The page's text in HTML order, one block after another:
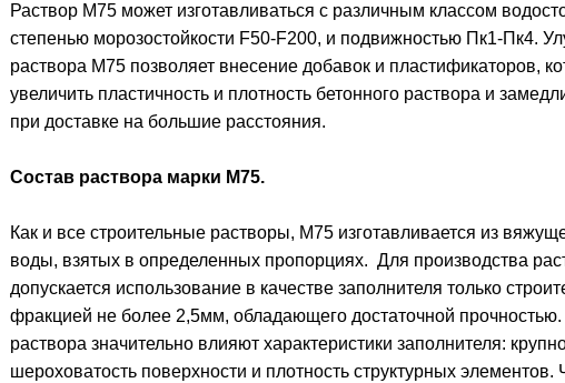
Раствор М75 может изготавливаться с различным классом
степенью морозостойкости F50-F200, и подвижностью Пк1-Пк4.
раствора М75 позволяет внесение добавок и пластификаторов,
увеличить пластичность и плотность бетонного раствора и
при доставке на большие расстояния.
Состав раствора марки М75.
Как и все строительные растворы, М75 изготавливается из
воды, взятых в определенных пропорциях. Для производства
допускается использование в качестве заполнителя только
фракцией не более 2,5мм, обладающего достаточной
раствора значительно влияют характеристики заполнителя:
шероховатость поверхности и плотность структурных элементов.